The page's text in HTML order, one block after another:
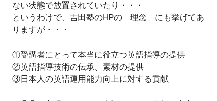
ない状態で放置されていたり・・・
というわけで、吉田塾のHPの「理念」にも挙げてあ
りますが・・・
①受講者にとって本当に役立つ英語指導の提供
②英語指導技術の伝承、素材の提供
③日本人の英語運用能力向上に対する貢献